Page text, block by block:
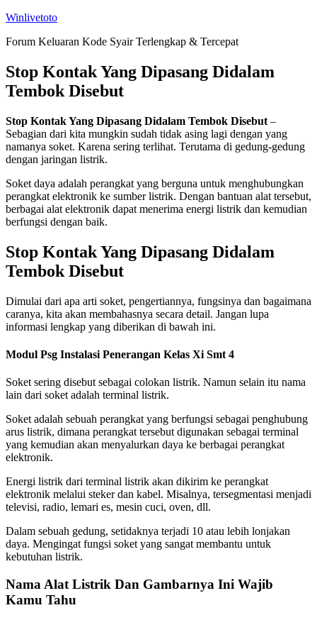
Skip
content
Winlivetoto
Forum Keluaran Kode Syair Terlengkap & Tercepat
Stop Kontak Yang Dipasang Didalam
Tembok Disebut
Stop Kontak Yang Dipasang Didalam Tembok Disebut –
Sebagian dari kita mungkin sudah tidak asing lagi dengan yang
namanya soket. Karena sering terlihat. Terutama di gedung-gedung
dengan jaringan listrik.
Soket daya adalah perangkat yang berguna untuk menghubungkan
perangkat elektronik ke sumber listrik. Dengan bantuan alat tersebut,
berbagai alat elektronik dapat menerima energi listrik dan kemudian
berfungsi dengan baik.
Stop Kontak Yang Dipasang Didalam
Tembok Disebut
Dimulai dari apa arti soket, pengertiannya, fungsinya dan bagaimana
caranya, kita akan membahasnya secara detail. Jangan lupa
informasi lengkap yang diberikan di bawah ini.
Modul Psg Instalasi Penerangan Kelas Xi Smt 4
Soket sering disebut sebagai colokan listrik. Namun selain itu nama
lain dari soket adalah terminal listrik.
Soket adalah sebuah perangkat yang berfungsi sebagai penghubung
arus listrik, dimana perangkat tersebut digunakan sebagai terminal
yang kemudian akan menyalurkan daya ke berbagai perangkat
elektronik.
Energi listrik dari terminal listrik akan dikirim ke perangkat
elektronik melalui steker dan kabel. Misalnya, tersegmentasi menjadi
televisi, radio, lemari es, mesin cuci, oven, dll.
Dalam sebuah gedung, setidaknya terjadi 10 atau lebih lonjakan
daya. Mengingat fungsi soket yang sangat membantu untuk
kebutuhan listrik.
Nama Alat Listrik Dan Gambarnya Ini Wajib
Kamu Tahu